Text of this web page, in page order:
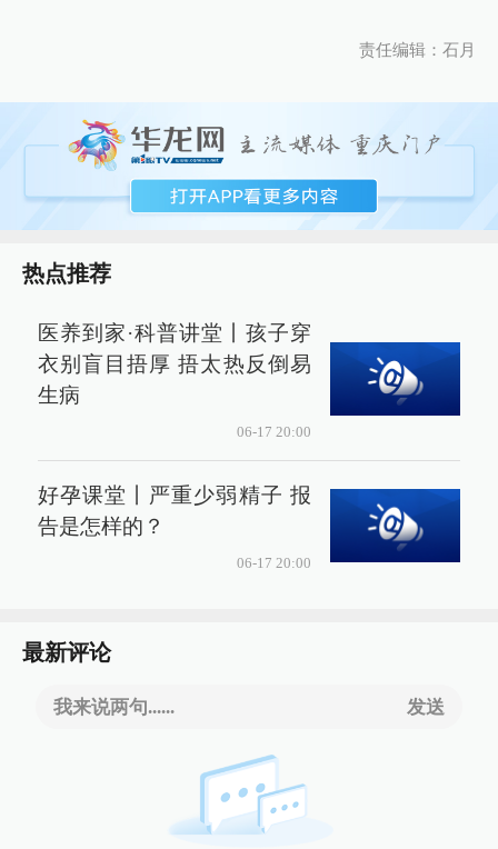
责任编辑：石月
热点推荐
医养到家·科普讲堂丨孩子穿
衣别盲目捂厚 捂太热反倒易
生病
06-17 20:00
好孕课堂丨严重少弱精子 报
告是怎样的？
06-17 20:00
最新评论
我来说两句...... 发送